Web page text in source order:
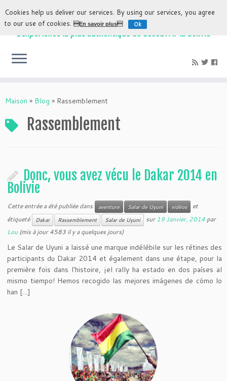
L'expérience la plus authentique de découvrir la Bolivie
Maison » Blog » Rassemblement
Rassemblement
Donc, vous avez vécu le Dakar 2014 en
Bolivie
Cette entrée a été publiée dans aventure Salar de Uyuni vidéos
et
étiqueté
Dakar Rassemblement Salar de Uyuni sur19 Janvier, 2014 par
Lou(mis à jour 4583 il y a quelques jours)
Le Salar de Uyuni a laissé une marque indélébile sur les rétines des
participants du Dakar 2014 et également dans une étape, pour la
première fois dans l'histoire, ¡el rally ha estado en dos países al
mismo tiempo! Hemos recogido las mejores imágenes de cómo lo
han […]
Cookies help us deliver our services. By using our services, you agree
to our use of cookies.En savoir plus Ok